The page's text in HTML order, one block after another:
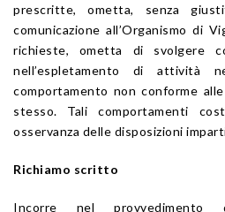
prescritte, ometta, senza
comunicazione all’Organismo di
richieste, ometta di svolgere
nell’espletamento di attività
comportamento non conforme
stesso. Tali comportamenti
osservanza delle disposizioni
Richiamo scritto
Incorre nel provvedimento